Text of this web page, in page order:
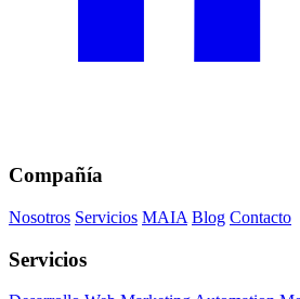
Compañía
Nosotros Servicios MAIA Blog Contacto
Servicios